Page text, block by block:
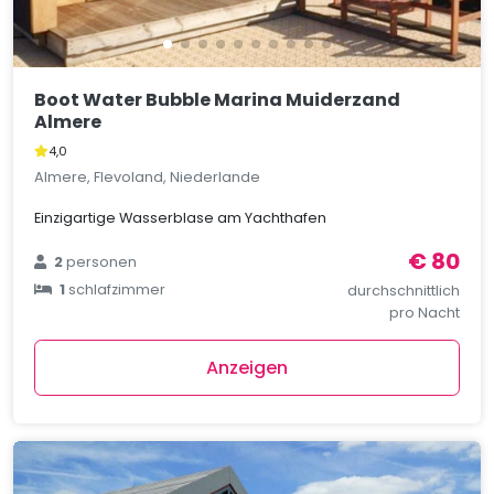
Boot Water Bubble Marina Muiderzand
Almere
4,0
Almere, Flevoland, Niederlande
Einzigartige Wasserblase am Yachthafen
2personen
1schlafzimmer
€ 80
durchschnittlich
pro Nacht
Anzeigen